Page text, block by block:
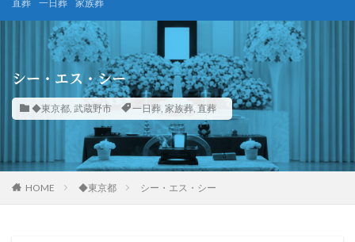
直葬 一日葬 家族葬
シー・エス・シー
◆東京都, 武蔵野市 一日葬, 家族葬, 直葬
HOME ◆東京都 シー・エス・シー